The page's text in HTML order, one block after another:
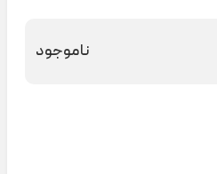
ناموجود